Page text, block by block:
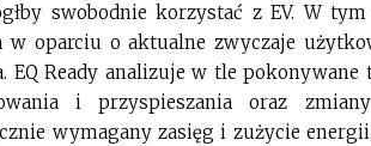
swobodnie korzystać z EV. W
w oparciu o aktualne zwyczaje
EQ Ready analizuje w tle
i przyspieszania oraz
wymagany zasięg i zużycie